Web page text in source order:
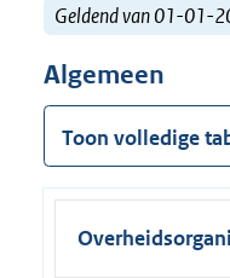
Geldend van 01-01-
Algemeen
Toon volledige